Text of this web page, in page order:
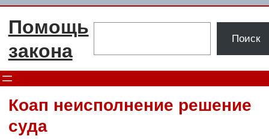
Перейти
Помощь
закона
Поиск
Коап неисполнение решение
суда